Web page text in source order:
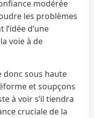
modérée
les problèmes
d’une
voie à de
donc sous haute
et soupçons
à voir s’il tiendra
cruciale de la